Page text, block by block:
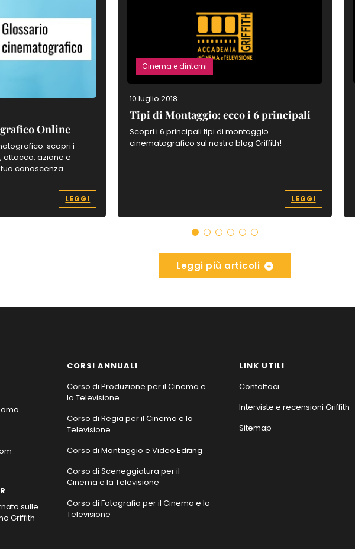
Online
scopri i
attacco, azione e
conoscenza
LEGGI
Cinema e dintorni
10 luglio 2018
Tipi di Montaggio: ecco i 6 principali
Scopri i 6 principali tipi di montaggio
cinematografico sul nostro blog Griffith!
LEGGI
Leggi più articoli
sulle
Griffith
CORSI ANNUALI
Corso di Produzione per il Cinema e
la Televisione
Corso di Regia per il Cinema e la
Televisione
Corso di Montaggio e Video Editing
Corso di Sceneggiatura per il
Cinema e la Televisione
Corso di Fotografia per il Cinema e la
Televisione
LINK UTILI
Contattaci
Interviste e recensioni Griffith
Sitemap